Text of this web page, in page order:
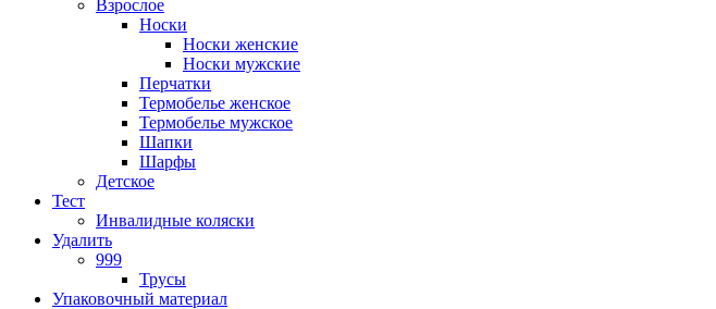
Взрослое
Носки
Носки женские
Носки мужские
Перчатки
Термобелье женское
Термобелье мужское
Шапки
Шарфы
Детское
Тест
Инвалидные коляски
Удалить
999
Трусы
Упаковочный материал